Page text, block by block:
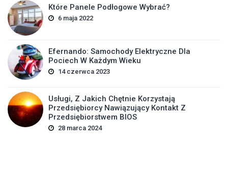
Które Panele Podłogowe Wybrać?
6 maja 2022
Efernando: Samochody Elektryczne Dla
Pociech W Każdym Wieku
14 czerwca 2023
Usługi, Z Jakich Chętnie Korzystają
Przedsiębiorcy Nawiązujący Kontakt Z
Przedsiębiorstwem BIOS
28 marca 2024